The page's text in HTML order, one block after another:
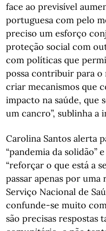
face ao previsível
portuguesa com pelo
preciso um esforço
proteção social com
com políticas que
possa contribuir para o
criar mecanismos que
impacto na saúde, que
um cancro”, sublinha a
Carolina Santos alerta
“pandemia da solidão”
“reforçar o que está a
passar apenas por uma
Serviço Nacional de
confunde-se muito com
são precisas respostas